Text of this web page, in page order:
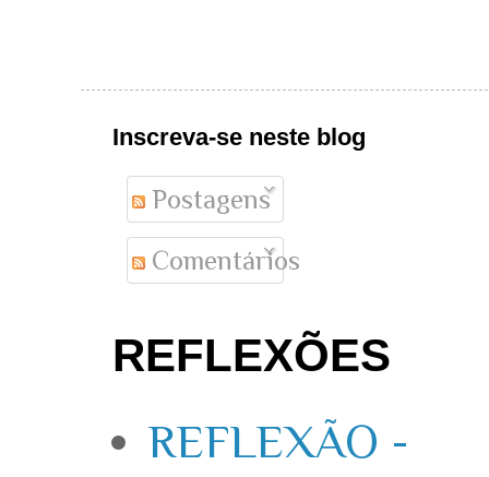
Inscreva-se neste blog
Postagens
Comentários
REFLEXÕES
REFLEXÃO -